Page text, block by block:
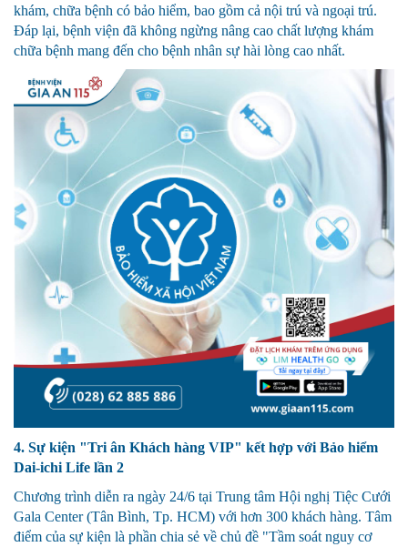
khám, chữa bệnh có bảo hiểm, bao gồm cả nội trú và ngoại trú.
Đáp lại, bệnh viện đã không ngừng nâng cao chất lượng khám
chữa bệnh mang đến cho bệnh nhân sự hài lòng cao nhất.
4. Sự kiện "Tri ân Khách hàng VIP" kết hợp với Bảo hiểm
Dai-ichi Life lần 2
Chương trình diễn ra ngày 24/6 tại Trung tâm Hội nghị Tiệc Cưới
Gala Center (Tân Bình, Tp. HCM) với hơn 300 khách hàng. Tâm
điểm của sự kiện là phần chia sẻ về chủ đề "Tầm soát nguy cơ